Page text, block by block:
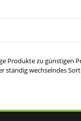
Produkte zu
ständig wechselndes